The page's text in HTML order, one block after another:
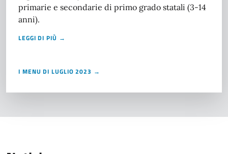
primarie e secondarie di primo grado statali (3-14
anni).
LEGGI DI PIÙ →
I MENU DI LUGLIO 2023 →